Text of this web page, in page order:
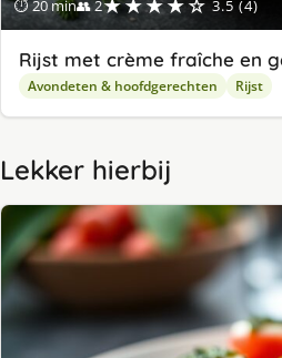
⏱ 20 min👥 2★★★★☆ 3.5 (4)
Rijst met crème fraîche en
Avondeten & hoofdgerechten Rijst
Lekker hierbij